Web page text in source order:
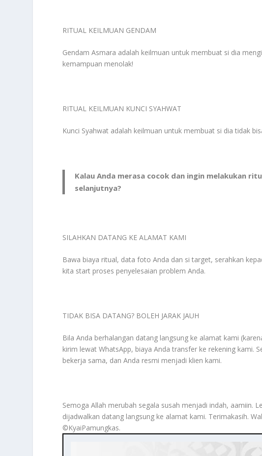
RITUAL KEILMUAN GENDAM
Gendam Asmara adalah keilmuan untuk membuat si dia
kemampuan menolak!
RITUAL KEILMUAN KUNCI SYAHWAT
Kunci Syahwat adalah keilmuan untuk membuat si dia tidak
Kalau Anda merasa cocok dan ingin melakukan
selanjutnya?
SILAHKAN DATANG KE ALAMAT KAMI
Bawa biaya ritual, data foto Anda dan si target, serahkan
kita start proses penyelesaian problem Anda.
TIDAK BISA DATANG? BOLEH JARAK JAUH
Bila Anda berhalangan datang langsung ke alamat kami
kirim lewat WhatsApp, biaya Anda transfer ke rekening kami.
bekerja sama, dan Anda resmi menjadi klien kami.
Semoga Allah merubah segala susah menjadi indah, aamiin.
dijadwalkan datang langsung ke alamat kami. Terimakasih.
©️KyaiPamungkas.